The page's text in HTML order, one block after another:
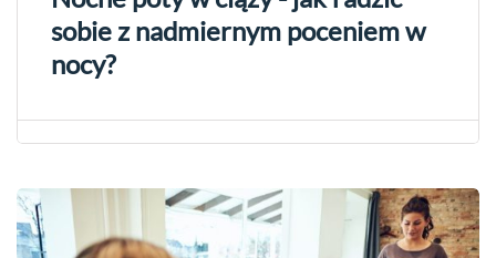
sobie z nadmiernym poceniem w
nocy?